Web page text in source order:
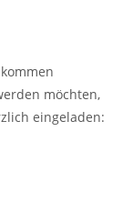
möchten,
eingeladen: